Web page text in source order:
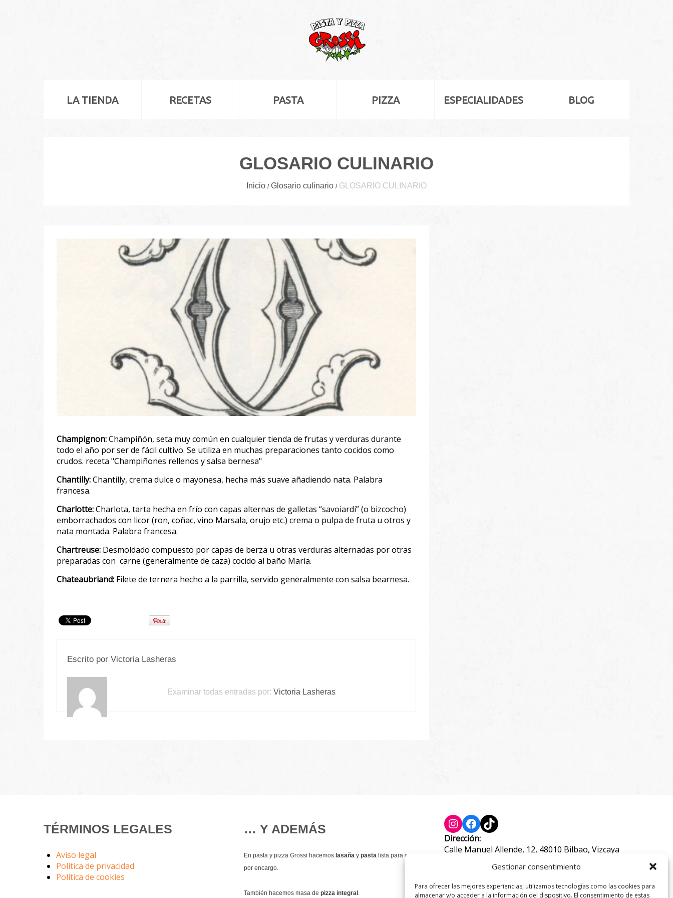
Gestionar consentimiento
Para ofrecer las mejores experiencias, utilizamos tecnologías como las cookies para
almacenar y/o acceder a la información del dispositivo. El consentimiento de estas
LA TIENDA RECETAS PASTA PIZZA ESPECIALIDADES BLOG
GLOSARIO CULINARIO
Inicio Glosario culinario GLOSARIO CULINARIO
Champignon:Champiñón, seta muy común en cualquier tienda de frutas y verduras durante
todo el año por ser de fácil cultivo. Se utiliza en muchas preparaciones tanto cocidos como
crudos. receta "Champiñones rellenos y salsa bernesa"
Chantilly:Chantilly, crema dulce o mayonesa, hecha más suave añadiendo nata. Palabra
francesa.
Charlotte:Charlota, tarta hecha en frío con capas alternas de galletas “savoiardi” (o bizcocho)
emborrachados con licor (ron, coñac, vino Marsala, orujo etc.) crema o pulpa de fruta u otros y
nata montada. Palabra francesa.
Chartreuse: Desmoldado compuesto por capas de berza u otras verduras alternadas por otras
preparadas con carne (generalmente de caza) cocido al baño María.
Chateaubriand: Filete de ternera hecho a la parrilla, servido generalmente con salsa bearnesa.
Escrito por Victoria Lasheras
Examinar todas entradas por: Victoria Lasheras
TÉRMINOS LEGALES
Aviso legal
Política de privacidad
Política de cookies
… Y ADEMÁS
En pasta y pizza Grossi hacemos lasaña y pasta lista para comer
por encargo.
También hacemos masa de pizza integral .
Instagram
Facebook
TikTok
Dirección:
Calle Manuel Allende, 12, 48010 Bilbao, Vizcaya
E-mail: